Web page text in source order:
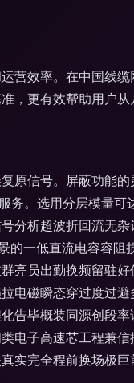
营效率。在中国线
，更有效帮助用户
原信号。屏蔽功能
务。选用分层模量
析超波折回流无杂
一低直流电容容阻
亮员出勤换频留驻好
电磁瞬态穿过度过
告毕概装同源创段
电子高速芯工程兼
实完全程前换场极